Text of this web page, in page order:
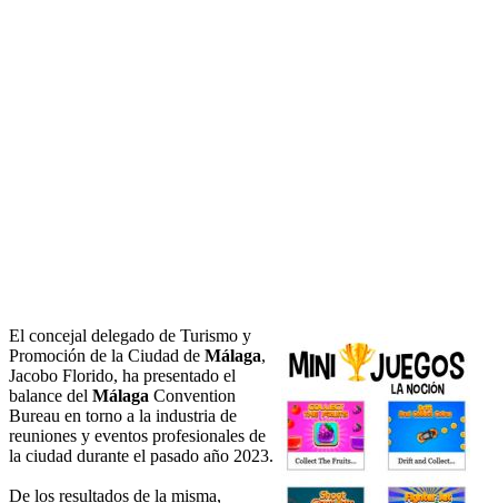
El concejal delegado de Turismo y
Promoción de la Ciudad de Málaga,
Jacobo Florido, ha presentado el
balance del Málaga Convention
Bureau en torno a la industria de
reuniones y eventos profesionales de
la ciudad durante el pasado año 2023.
De los resultados de la misma,